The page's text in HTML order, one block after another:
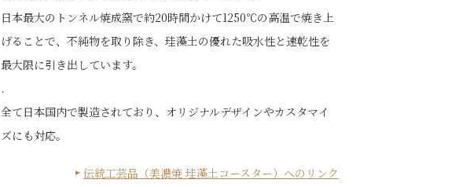
日本最大のトンネル焼成窯で約20時間かけて1250℃の高温で焼き上
げることで、不純物を取り除き、珪藻土の優れた吸水性と速乾性を
最大限に引き出しています。
.
全て日本国内で製造されており、オリジナルデザインやカスタマイ
ズにも対応。
伝統工芸品（美濃焼 珪藻土コースター）へのリンク